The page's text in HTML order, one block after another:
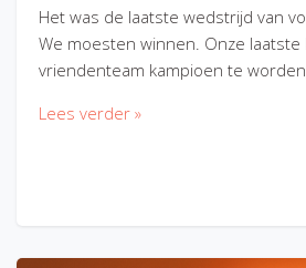
Het was de laatste wedstrijd van
We moesten winnen. Onze laatste
vriendenteam kampioen te
Lees verder »